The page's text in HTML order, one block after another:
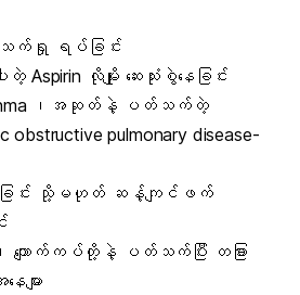
သက်ရှု ရပ်ခြင်း
ါတဲ့ Aspirin လိုမျိုး ဆေးသုံးစွဲနေခြင်း
၊အဆုတ်နဲ့ ပတ်သက်တဲ့
obstructive pulmonary disease-
ခြင်း သို့မဟုတ် ဆန့်ကျင်ဖက်
ာက်ကပ်တို့နဲ့ ပတ်သက်ပြီး တခြား
များ